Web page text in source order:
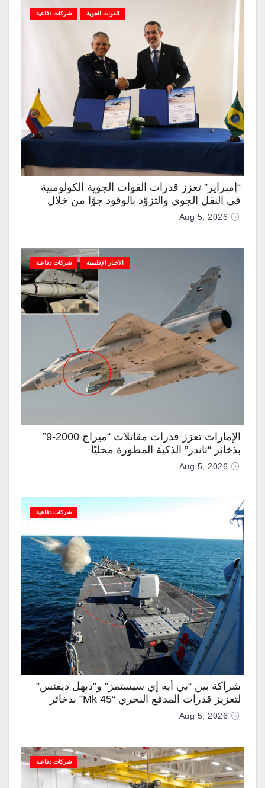
القوات الجوية شركات دفاعية
“إمبراير” تعزز قدرات القوات الجوية الكولومبية
في النقل الجوي والتزوّد بالوقود جوًا من خلال
تزويدها بطائرتي “كيه سي-390 ميلينيوم”
Aug 5, 2026
الأخبار الإقليمية شركات دفاعية
الإمارات تعزز قدرات مقاتلات “ميراج 2000-9”
بذخائر “ثاندر” الذكية المطورة محليًا
Aug 5, 2026
شركات دفاعية
شراكة بين “بي أيه إي سيستمز” و”ديهل ديفنس”
لتعزيز قدرات المدفع البحري “Mk 45” بذخائر
موجهة وصواريخ “IRIS-T”
Aug 5, 2026
شركات دفاعية